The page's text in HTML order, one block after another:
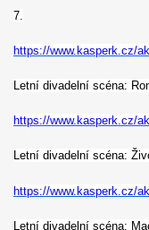
7.
https://www.kasperk.cz/
Letní divadelní scéna:
https://www.kasperk.cz/
Letní divadelní scéna:
https://www.kasperk.cz/
Letní divadelní scéna: